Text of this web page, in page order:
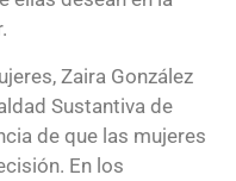
Zaira González
Sustantiva de
de que las mujeres
En los